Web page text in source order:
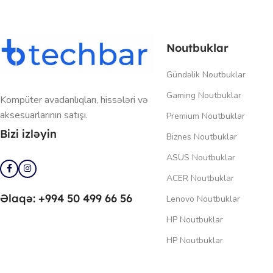
Kompüter avadanlıqları, hissələri və
aksesuarlarının satışı.
Bizi izləyin
Əlaqə: +994 50 499 66 56
Noutbuklar
Gündəlik Noutbuklar
Gaming Noutbuklar
Premium Noutbuklar
Biznes Noutbuklar
ASUS Noutbuklar
ACER Noutbuklar
Lenovo Noutbuklar
HP Noutbuklar
HP Noutbuklar